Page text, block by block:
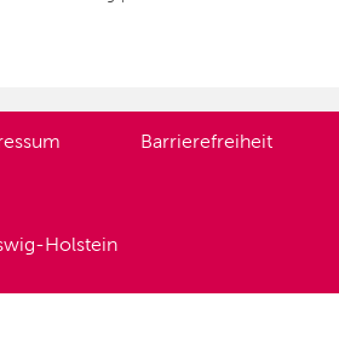
Holstein
Barrierefreiheit